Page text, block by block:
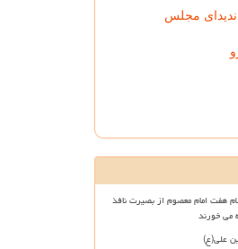
مجلس
هفت امام معصوم از بصیرت نافذ
می خورند
علی(ع)